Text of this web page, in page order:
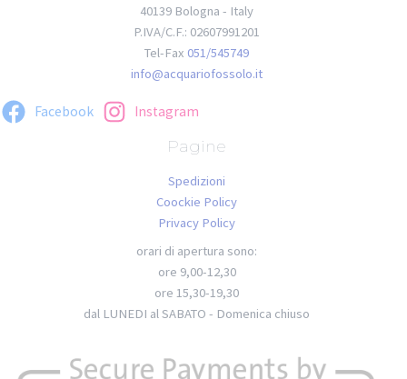
40139 Bologna - Italy
P.IVA/C.F.: 02607991201
Tel-Fax 051/545749
info@acquariofossolo.it
Facebook Instagram
Pagine
Spedizioni
Coockie Policy
Privacy Policy
orari di apertura sono:
ore 9,00-12,30
ore 15,30-19,30
dal LUNEDI al SABATO - Domenica chiuso